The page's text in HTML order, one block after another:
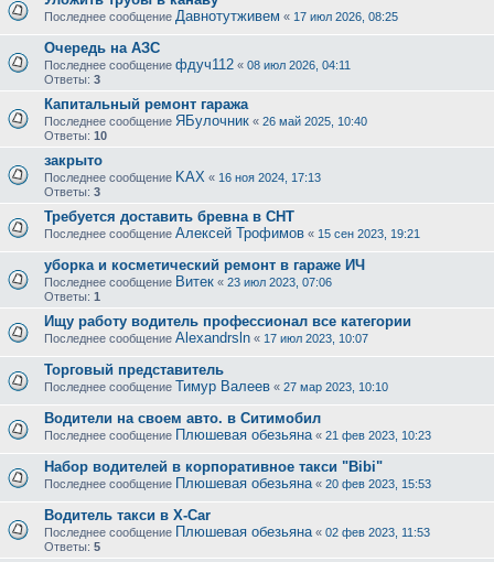
Последнее сообщение Давнотутживем « 17 июл 2026, 08:25
Очередь на АЗС
Последнее сообщение фдуч112 « 08 июл 2026, 04:11
Ответы: 3
Капитальный ремонт гаража
Последнее сообщение ЯБулочник « 26 май 2025, 10:40
Ответы: 10
закрыто
Последнее сообщение KAX « 16 ноя 2024, 17:13
Ответы: 3
Требуется доставить бревна в СНТ
Последнее сообщение Алексей Трофимов « 15 сен 2023, 19:21
уборка и косметический ремонт в гараже ИЧ
Последнее сообщение Витек « 23 июл 2023, 07:06
Ответы: 1
Ищу работу водитель профессионал все категории
Последнее сообщение Alexandrsln « 17 июл 2023, 10:07
Торговый представитель
Последнее сообщение Тимур Валеев « 27 мар 2023, 10:10
Водители на своем авто. в Ситимобил
Последнее сообщение Плюшевая обезьяна « 21 фев 2023, 10:23
Набор водителей в корпоративное такси "Bibi"
Последнее сообщение Плюшевая обезьяна « 20 фев 2023, 15:53
Водитель такси в X-Car
Последнее сообщение Плюшевая обезьяна « 02 фев 2023, 11:53
Ответы: 5